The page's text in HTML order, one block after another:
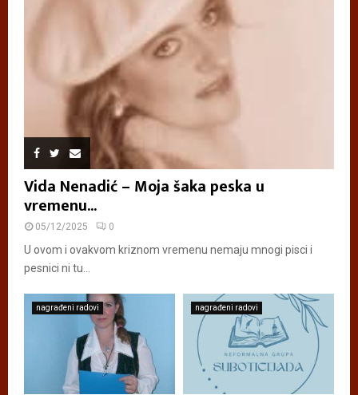
Vida Nenadić – Moja šaka peska u
vremenu...
05/12/2025 0
U ovom i ovakvom kriznom vremenu nemaju mnogi pisci i
pesnici ni tu...
nagrađeni radovi nagrađeni radovi